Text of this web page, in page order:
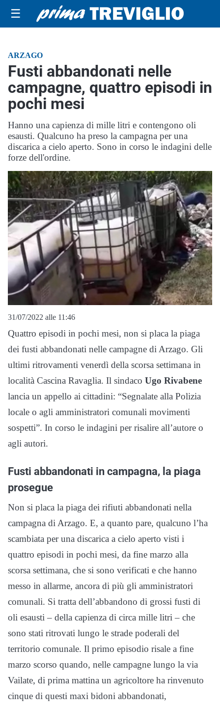
☰
ARZAGO
Fusti abbandonati nelle
campagne, quattro episodi in
pochi mesi
Hanno una capienza di mille litri e contengono oli
esausti. Qualcuno ha preso la campagna per una
discarica a cielo aperto. Sono in corso le indagini delle
forze dell'ordine.
31/07/2022 alle 11:46
Quattro episodi in pochi mesi, non si placa la piaga
dei fusti abbandonati nelle campagne di Arzago. Gli
ultimi ritrovamenti venerdì della scorsa settimana in
località Cascina Ravaglia. Il sindaco Ugo Rivabene
lancia un appello ai cittadini: “Segnalate alla Polizia
locale o agli amministratori comunali movimenti
sospetti”. In corso le indagini per risalire all’autore o
agli autori.
Fusti abbandonati in campagna, la piaga
prosegue
Non si placa la piaga dei rifiuti abbandonati nella
campagna di Arzago. E, a quanto pare, qualcuno l’ha
scambiata per una discarica a cielo aperto visti i
quattro episodi in pochi mesi, da fine marzo alla
scorsa settimana, che si sono verificati e che hanno
messo in allarme, ancora di più gli amministratori
comunali. Si tratta dell’abbandono di grossi fusti di
oli esausti – della capienza di circa mille litri – che
sono stati ritrovati lungo le strade poderali del
territorio comunale. Il primo episodio risale a fine
marzo scorso quando, nelle campagne lungo la via
Vailate, di prima mattina un agricoltore ha rinvenuto
cinque di questi maxi bidoni abbandonati,